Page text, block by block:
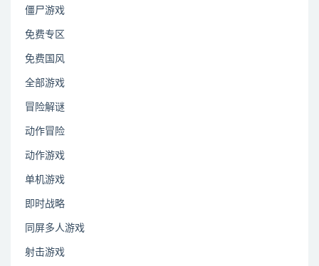
僵尸游戏
免费专区
免费国风
全部游戏
冒险解谜
动作冒险
动作游戏
单机游戏
即时战略
同屏多人游戏
射击游戏